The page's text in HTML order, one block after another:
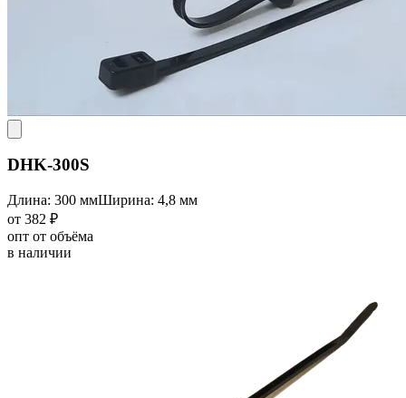
DHK-300S
Длина: 300 ммШирина: 4,8 мм
от 382 ₽
опт от объёма
в наличии